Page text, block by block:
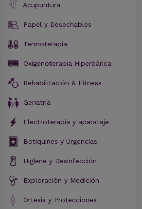
Acupuntura
Papel y Desechables
Termoterapia
Oxigenoterapia Hiperbárica
Rehabilitación & Fitness
Geriatría
Electroterapia y aparataje
Botiquines y Urgencias
Higiene y Desinfección
Exploración y Medición
Órtesis y Protecciones